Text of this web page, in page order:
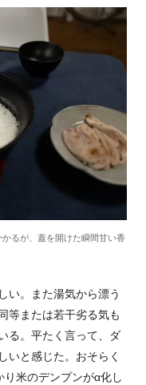
るが、蓋を開けた瞬間甘い香
い。また湯気から漂う
等または若干劣る気も
る。平たく言って、ダ
いと感じた。おそらく
米のデンプンがα化し